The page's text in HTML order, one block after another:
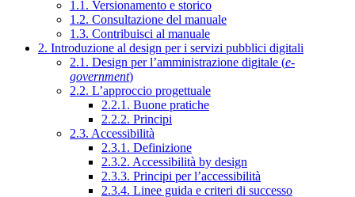
1.1. Versionamento e storico
1.2. Consultazione del manuale
1.3. Contribuisci al manuale
2. Introduzione al design per i servizi pubblici digitali
2.1. Design per l’amministrazione digitale (e-
government)
2.2. L’approccio progettuale
2.2.1. Buone pratiche
2.2.2. Principi
2.3. Accessibilità
2.3.1. Definizione
2.3.2. Accessibilità by design
2.3.3. Principi per l’accessibilità
2.3.4. Linee guida e criteri di successo